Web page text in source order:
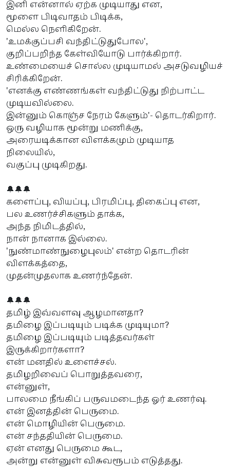
இனி என்னால் ஏற்க முடியாது என,
மூளை பிடிவாதம் பிடிக்க,
மெல்ல நெளிகிறேன்.
'உமக்குப்பசி வந்திட்டுதுபோல',
குறிப்பறிந்த கேள்வியோடு பார்க்கிறார்.
உண்மையைச் சொல்ல முடியாமல் அசடுவழியச்
சிரிக்கிறேன்.
'எனக்கு எண்ணங்கள் வந்திட்டுது நிற்பாட்ட
முடியவில்லை.
இன்னும் கொஞ்ச நேரம் கேளும்'- தொடர்கிறார்.
ஒரு வழியாக மூன்று மணிக்கு,
அரையடிக்கான விளக்கமும் முடியாத
நிலையில்,
வகுப்பு முடிகிறது.
🔔🔔🔔
களைப்பு, வியப்பு, பிரமிப்பு, திகைப்பு என,
பல உணர்ச்சிகளும் தாக்க,
அந்த நிமிடத்தில்,
நான் நானாக இல்லை.
'நுண்மாண்நுழைபுலம்' என்ற தொடரின்
விளக்கத்தை,
முதன்முதலாக உணர்ந்தேன்.
🔔🔔🔔
தமிழ் இவ்வளவு ஆழமானதா?
தமிழை இப்படியும் படிக்க முடியுமா?
தமிழை இப்படியும் படித்தவர்கள்
இருக்கிறார்களா?
என் மனதில் உளைச்சல்.
தமிழறிவைப் பொறுத்தவரை,
என்னுள்,
பாலமை நீங்கிப் பருவமடைந்த ஓர் உணர்வு.
என் இனத்தின் பெருமை.
என் மொழியின் பெருமை.
என் சந்ததியின் பெருமை.
ஏன் எனது பெருமை கூட,
அன்று என்னுள் விசுவரூபம் எடுத்தது.